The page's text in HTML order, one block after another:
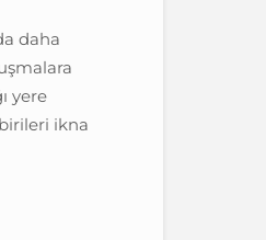
daha
yere
ikna